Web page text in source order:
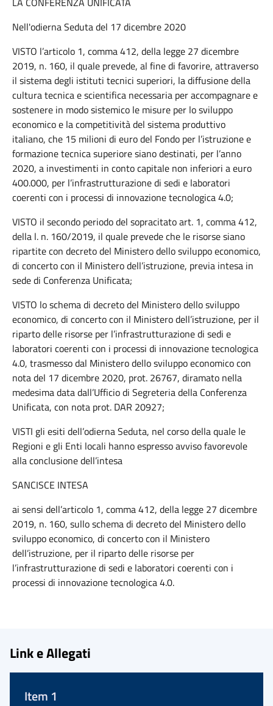
Nell'odierna Seduta del 17 dicembre 2020
VISTO l’articolo 1, comma 412, della legge 27 dicembre
2019, n. 160, il quale prevede, al fine di favorire, attraverso
il sistema degli istituti tecnici superiori, la diffusione della
cultura tecnica e scientifica necessaria per accompagnare e
sostenere in modo sistemico le misure per lo sviluppo
economico e la competitività del sistema produttivo
italiano, che 15 milioni di euro del Fondo per l’istruzione e
formazione tecnica superiore siano destinati, per l’anno
2020, a investimenti in conto capitale non inferiori a euro
400.000, per l’infrastrutturazione di sedi e laboratori
coerenti con i processi di innovazione tecnologica 4.0;
VISTO il secondo periodo del sopracitato art. 1, comma 412,
della l. n. 160/2019, il quale prevede che le risorse siano
ripartite con decreto del Ministero dello sviluppo economico,
di concerto con il Ministero dell’istruzione, previa intesa in
sede di Conferenza Unificata;
VISTO lo schema di decreto del Ministero dello sviluppo
economico, di concerto con il Ministero dell’istruzione, per il
riparto delle risorse per l’infrastrutturazione di sedi e
laboratori coerenti con i processi di innovazione tecnologica
4.0, trasmesso dal Ministero dello sviluppo economico con
nota del 17 dicembre 2020, prot. 26767, diramato nella
medesima data dall’Ufficio di Segreteria della Conferenza
Unificata, con nota prot. DAR 20927;
VISTI gli esiti dell’odierna Seduta, nel corso della quale le
Regioni e gli Enti locali hanno espresso avviso favorevole
alla conclusione dell’intesa
SANCISCE INTESA
ai sensi dell’articolo 1, comma 412, della legge 27 dicembre
2019, n. 160, sullo schema di decreto del Ministero dello
sviluppo economico, di concerto con il Ministero
dell’istruzione, per il riparto delle risorse per
l’infrastrutturazione di sedi e laboratori coerenti con i
processi di innovazione tecnologica 4.0.
Link e Allegati
Item 1